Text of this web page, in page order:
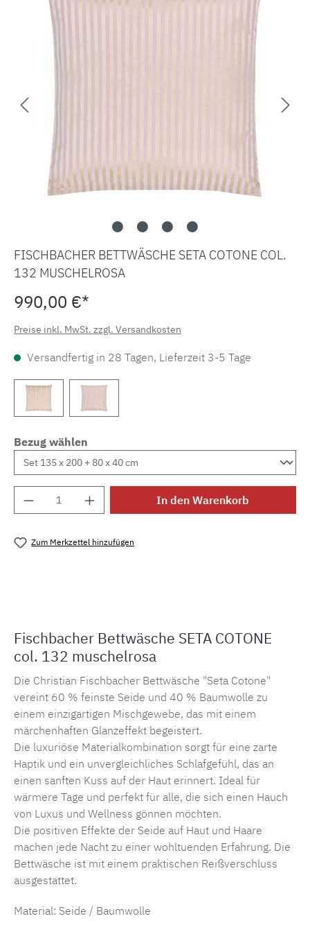
FISCHBACHER BETTWÄSCHE SETA COTONE COL.
132 MUSCHELROSA
990,00 €*
Preise inkl. MwSt. zzgl. Versandkosten
Versandfertig in 28 Tagen, Lieferzeit 3-5 Tage
Bezug wählen
Produkt Anzahl: Gib den gewünschten
In den Warenkorb
Zum Merkzettel hinzufügen
Fischbacher Bettwäsche SETA COTONE
col. 132 muschelrosa
Die Christian Fischbacher Bettwäsche "Seta Cotone"
vereint 60 % feinste Seide und 40 % Baumwolle zu
einem einzigartigen Mischgewebe, das mit einem
märchenhaften Glanzeffekt begeistert.
Die luxuriöse Materialkombination sorgt für eine zarte
Haptik und ein unvergleichliches Schlafgefühl, das an
einen sanften Kuss auf der Haut erinnert. Ideal für
wärmere Tage und perfekt für alle, die sich einen Hauch
von Luxus und Wellness gönnen möchten.
Die positiven Effekte der Seide auf Haut und Haare
machen jede Nacht zu einer wohltuenden Erfahrung. Die
Bettwäsche ist mit einem praktischen Reißverschluss
ausgestattet.
Material: Seide / Baumwolle